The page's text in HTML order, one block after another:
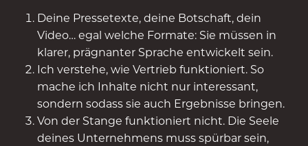
Deine Pressetexte, deine Botschaft, dein
Video… egal welche Formate: Sie müssen in
klarer, prägnanter Sprache entwickelt sein.
Ich verstehe, wie Vertrieb funktioniert. So
mache ich Inhalte nicht nur interessant,
sondern sodass sie auch Ergebnisse bringen.
Von der Stange funktioniert nicht. Die Seele
deines Unternehmens muss spürbar sein,